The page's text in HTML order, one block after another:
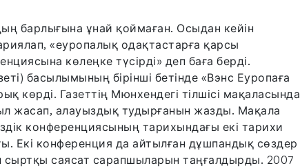
барлығына ұнай қоймаған. Осыдан кейін
«еуропалық одақтастарға қарсы
көлеңке түсірді» деп баға берді.
басылымының бірінші бетінде «Вэнс Еуропаға
көрді. Газеттің Мюнхендегі тілшісі мақаласында
жасап, алауыздық тудырғанын жазды. Мақала
конференциясының тарихындағы екі тарихи
Екі конференция да айтылған дұшпандық сөздер
сыртқы саясат сарапшыларын таңғалдырды. 2007